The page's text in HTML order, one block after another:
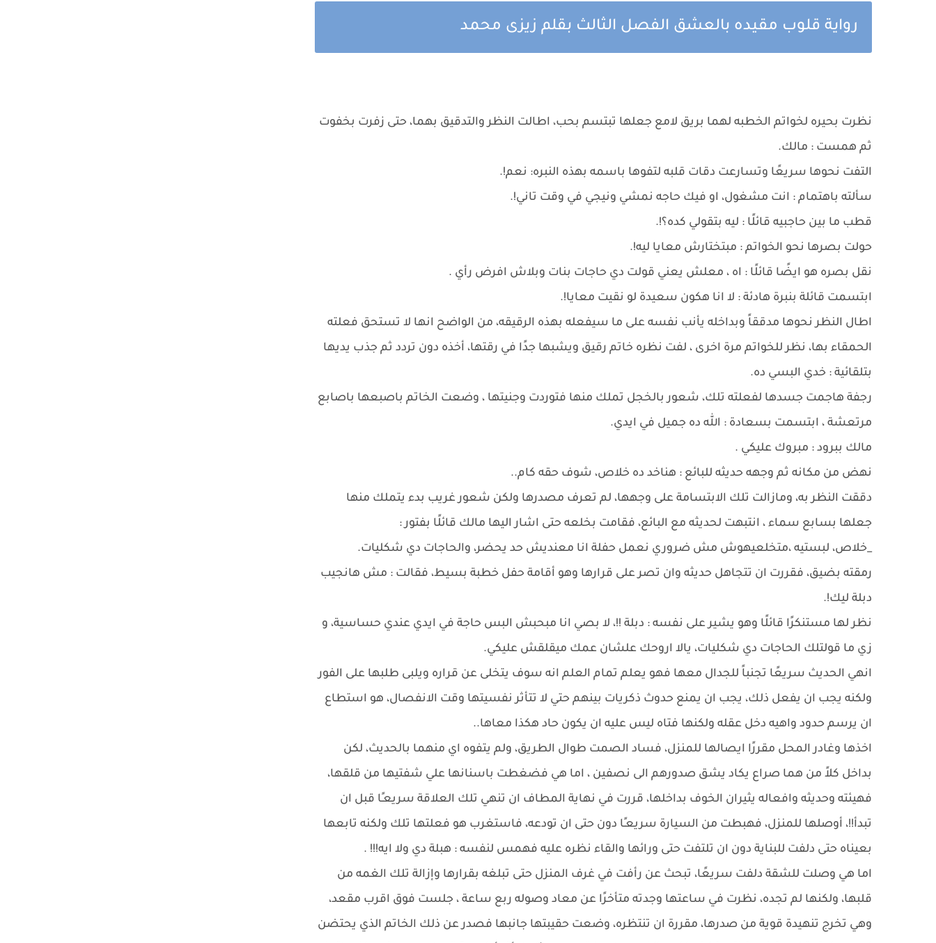
رواية قلوب مقيده بالعشق الفصل الثالث بقلم زيزى محمد
نظرت بحيره لخواتم الخطبه لهما بريق لامع جعلها تبتسم بحب، اطالت النظر والتدقيق بهما، حتى زفرت بخفوت
ثم همست : مالك.
التفت نحوها سريعًا وتسارعت دقات قلبه لتفوها باسمه بهذه النبره: نعم!.
سألته باهتمام : انت مشغول، او فيك حاجه نمشي ونيجي في وقت تاني!.
قطب ما بين حاجبيه قائلًا : ليه بتقولي كده؟!.
حولت بصرها نحو الخواتم : مبتختارش معايا ليه!.
نقل بصره هو ايضًا قائلًا : اه ، معلش يعني قولت دي حاجات بنات وبلاش افرض رأي .
ابتسمت قائلة بنبرة هادئة : لا انا هكون سعيدة لو نقيت معايا!.
اطال النظر نحوها مدققاً وبداخله يأنب نفسه على ما سيفعله بهذه الرقيقه، من الواضح انها لا تستحق فعلته
الحمقاء بها، نظر للخواتم مرة اخرى ، لفت نظره خاتم رقيق ويشبها جدًا في رقتها، أخذه دون تردد ثم جذب يديها
بتلقائية : خدي البسي ده.
رجفة هاجمت جسدها لفعلته تلك، شعور بالخجل تملك منها فتوردت وجنيتها ، وضعت الخاتم باصبعها باصابع
مرتعشة ، ابتسمت بسعادة : الله ده جميل في ايدي.
مالك ببرود : مبروك عليكي .
نهض من مكانه ثم وجهه حديثه للبائع : هناخد ده خلاص، شوف حقه كام..
دققت النظر به، ومازالت تلك الابتسامة على وجهها، لم تعرف مصدرها ولكن شعور غريب بدء يتملك منها
جعلها بسابع سماء ، انتبهت لحديثه مع البائع، فقامت بخلعه حتى اشار اليها مالك قائلًا بفتور :
_خلاص، لبستيه ،متخلعيهوش مش ضروري نعمل حفلة انا معنديش حد يحضر، والحاجات دي شكليات.
رمقته بضيق، فقررت ان تتجاهل حديثه وان تصر على قرارها وهو أقامة حفل خطبة بسيط، فقالت : مش هانجيب
دبلة ليك!.
نظر لها مستنكرًا قائلًا وهو يشير على نفسه : دبلة !!، لا بصي انا مبحبش البس حاجة في ايدي عندي حساسية، و
زي ما قولتلك الحاجات دي شكليات، يالا اروحك علشان عمك ميقلقش عليكي.
انهي الحديث سريعًا تجنباً للجدال معها فهو يعلم تمام العلم انه سوف يتخلى عن قراره ويلبى طلبها على الفور
ولكنه يجب ان يفعل ذلك، يجب ان يمنع حدوث ذكريات بينهم حتي لا تتأثر نفسيتها وقت الانفصال، هو استطاع
ان يرسم حدود واهيه دخل عقله ولكنها فتاه ليس عليه ان يكون حاد هكذا معاها..
اخذها وغادر المحل مقررًا ايصالها للمنزل، فساد الصمت طوال الطريق، ولم يتفوه اي منهما بالحديث، لكن
بداخل كلاً من هما صراع يكاد يشق صدورهم الى نصفين ، اما هي فضغطت باسنانها علي شفتيها من قلقها،
فهيئته وحديثه وافعاله يثيران الخوف بداخلها، قررت في نهاية المطاف ان تنهي تلك العلاقة سريعـًا قبل ان
تبدأ!!، أوصلها للمنزل، فهبطت من السيارة سريعـًا دون حتى ان تودعه، فاستغرب هو فعلتها تلك ولكنه تابعها
بعيناه حتى دلفت للبناية دون ان تلتفت حتى ورائها والقاء نظره عليه فهمس لنفسه : هبلة دي ولا ايه!!! .
اما هي وصلت للشقة دلفت سريعًا، تبحث عن رأفت في غرف المنزل حتى تبلغه بقرارها وإزالة تلك الغمه من
قلبها، ولكنها لم تجده، نظرت في ساعتها وجدته متأخرًا عن معاد وصوله ربع ساعة ، جلست فوق اقرب مقعد،
وهي تخرج تنهيدة قوية من صدرها، مقررة ان تنتظره، وضعت حقيبتها جانبها فصدر عن ذلك الخاتم الذي يحتضن